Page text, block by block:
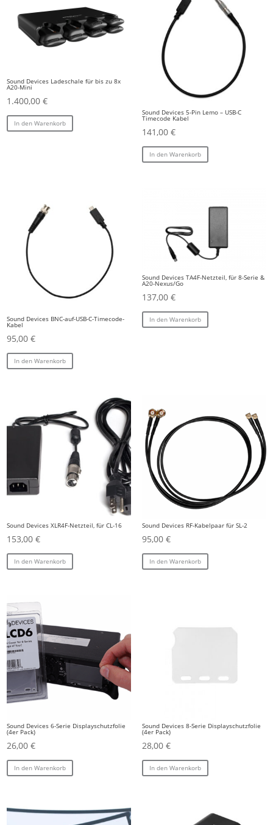
Sound Devices Ladeschale für bis zu 8x
A20-Mini
1.400,00€
In den Warenkorb
Sound Devices 5-Pin Lemo – USB-C
Timecode Kabel
141,00 €
In den Warenkorb
Sound Devices BNC-auf-USB-C-Timecode-
Kabel
95,00€
In den Warenkorb
Sound Devices TA4F-Netzteil, für 8-Serie &
A20-Nexus/Go
137,00 €
In den Warenkorb
Sound Devices XLR4F-Netzteil, für CL-16
153,00€
In den Warenkorb
Sound Devices RF-Kabelpaar für SL-2
95,00 €
In den Warenkorb
Sound Devices 6-Serie Displayschutzfolie
(4er Pack)
26,00€
In den Warenkorb
Sound Devices 8-Serie Displayschutzfolie
(4er Pack)
28,00 €
In den Warenkorb